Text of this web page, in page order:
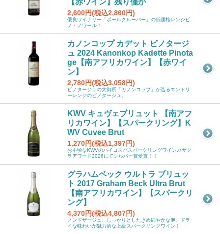
【赤ワイン】残り僅か
2,600円(税込2,860円)
優良ワイナリー「ポールクルーバー」の低価格レンジピ
ノ・ノワール！
カノンコップ カデット ピノタージ
ュ 2024 Kanonkop Kadette Pinota
ge【南アフリカワイン】【赤ワイ
ン】
2,780円(税込3,058円)
ピノタージュの大御所「カノンコップ」が造るエントリ
ーレンジのピノタージュ。
KWV キュヴェブリュット 【南アフ
リカワイン】【スパークリング】K
WV Cuvee Brut
1,270円(税込1,397円)
お手頃なKWVのハイコスパスパークリングワイン♪♪サク
ラアワード2026にてシルバー賞受賞！！
グラハムベック ウルトラ ブリュッ
ト 2017 Graham Beck Ultra Brut
【南アフリカワイン】【スパークリ
ング】
4,370円(税込4,807円)
ノンドザージュ、しっかりとしたきめ細やかな泡、ドラ
イな味わいが魅力的な上級スパークリングワイン！